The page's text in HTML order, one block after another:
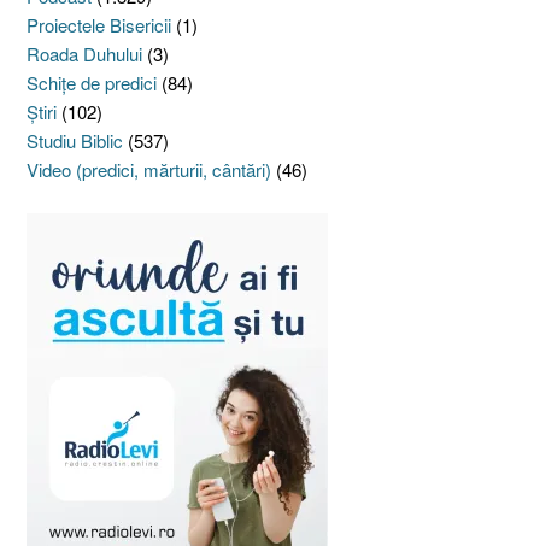
Proiectele Bisericii (1)
Roada Duhului (3)
Schiţe de predici (84)
Ştiri (102)
Studiu Biblic (537)
Video (predici, mărturii, cântări) (46)